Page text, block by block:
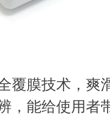
覆膜技术，爽
，能给使用者